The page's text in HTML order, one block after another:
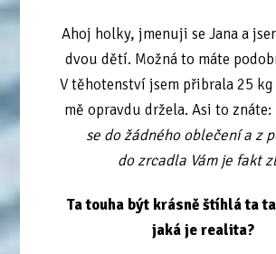
Ahoj holky, jmenuji se Jana a
dvou dětí. Možná to máte
V těhotenství jsem přibrala 25
mě opravdu držela. Asi to znáte:
se do žádného oblečení a z
do zrcadla Vám je fakt
Ta touha být krásně štíhlá ta
jaká je realita?